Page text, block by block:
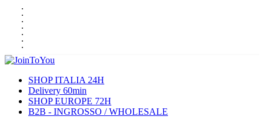
SHOP ITALIA 24H
Delivery 60min
SHOP EUROPE 72H
B2B - INGROSSO / WHOLESALE